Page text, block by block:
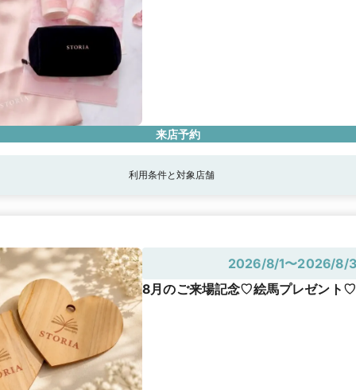
来店予約
利用条件と対象店舗
2026/8/1〜2026/8/
8月のご来場記念♡絵馬プレゼント♡